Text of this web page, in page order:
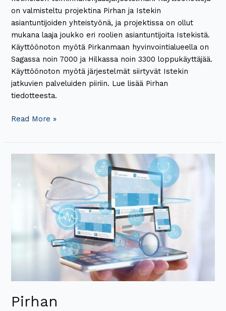
on valmisteltu projektina Pirhan ja Istekin
asiantuntijoiden yhteistyönä, ja projektissa on ollut
mukana laaja joukko eri roolien asiantuntijoita Istekistä.
Käyttöönoton myötä Pirkanmaan hyvinvointialueella on
Sagassa noin 7000 ja Hilkassa noin 3300 loppukäyttäjää.
Käyttöönoton myötä järjestelmät siirtyvät Istekin
jatkuvien palveluiden piiriin. Lue lisää Pirhan
tiedotteesta.
Read More »
Pirhan
erikoissairaanhoidoon
siirtyminen
OMNI360-
järjestelmään
syksyllä
2026